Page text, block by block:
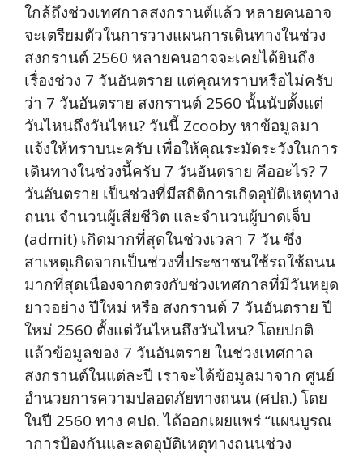
ใกล้ถึงช่วงเทศกาลสงกรานต์แล้ว หลายคนอาจ
จะเตรียมตัวในการวางแผนการเดินทางในช่วง
สงกรานต์ 2560 หลายคนอาจจะเคยได้ยินถึง
เรื่องช่วง 7 วันอันตราย แต่คุณทราบหรือไม่ครับ
ว่า 7 วันอันตราย สงกรานต์ 2560 นั้นนับตั้งแต่
วันไหนถึงวันไหน? วันนี้ Zcooby หาข้อมูลมา
แจ้งให้ทราบนะครับ เพื่อให้คุณระมัดระวังในการ
เดินทางในช่วงนี้ครับ 7 วันอันตราย คืออะไร? 7
วันอันตราย เป็นช่วงที่มีสถิติการเกิดอุบัติเหตุทาง
ถนน จำนวนผู้เสียชีวิต และจำนวนผู้บาดเจ็บ
(admit) เกิดมากที่สุดในช่วงเวลา 7 วัน ซึ่ง
สาเหตุเกิดจากเป็นช่วงที่ประชาชนใช้รถใช้ถนน
มากที่สุดเนื่องจากตรงกับช่วงเทศกาลที่มีวันหยุด
ยาวอย่าง ปีใหม่ หรือ สงกรานต์ 7 วันอันตราย ปี
ใหม่ 2560 ตั้งแต่วันไหนถึงวันไหน? โดยปกติ
แล้วข้อมูลของ 7 วันอันตราย ในช่วงเทศกาล
สงกรานต์ในแต่ละปี เราจะได้ข้อมูลมาจาก ศูนย์
อำนวยการความปลอดภัยทางถนน (ศปถ.) โดย
ในปี 2560 ทาง คปถ. ได้ออกเผยแพร่ “แผนบูรณ
าการป้องกันและลดอุบัติเหตุทางถนนช่วง